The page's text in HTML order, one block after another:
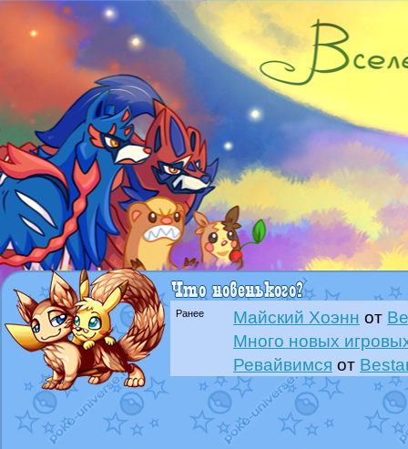
Ранее Майский Хоэнн от
Много новых
Ревайвимся от
Всё, трындец
Технические
доброе утро славяне